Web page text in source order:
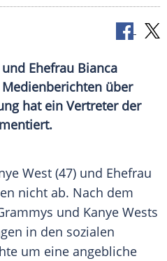
Ehefrau Bianca
über
hat ein Vertreter der
West (47) und Ehefrau
nicht ab. Nach dem
und Kanye Wests
in den sozialen
um eine angebliche